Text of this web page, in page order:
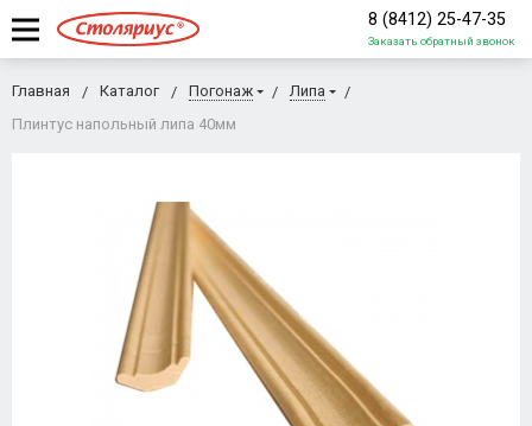
8 (8412) 25-47-35
Заказать обратный звонок
Главная Каталог Погонаж
Липа
Плинтус напольный липа 40мм